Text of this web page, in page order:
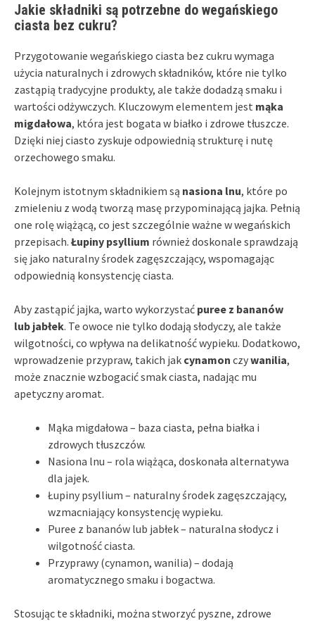
Jakie składniki są potrzebne do wegańskiego
ciasta bez cukru?
Przygotowanie wegańskiego ciasta bez cukru wymaga
użycia naturalnych i zdrowych składników, które nie tylko
zastąpią tradycyjne produkty, ale także dodadzą smaku i
wartości odżywczych. Kluczowym elementem jest mąka
migdałowa, która jest bogata w białko i zdrowe tłuszcze.
Dzięki niej ciasto zyskuje odpowiednią strukturę i nutę
orzechowego smaku.
Kolejnym istotnym składnikiem są nasiona lnu, które po
zmieleniu z wodą tworzą masę przypominającą jajka. Pełnią
one rolę wiążącą, co jest szczególnie ważne w wegańskich
przepisach. Łupiny psyllium również doskonale sprawdzają
się jako naturalny środek zagęszczający, wspomagając
odpowiednią konsystencję ciasta.
Aby zastąpić jajka, warto wykorzystać puree z bananów
lub jabłek. Te owoce nie tylko dodają słodyczy, ale także
wilgotności, co wpływa na delikatność wypieku. Dodatkowo,
wprowadzenie przypraw, takich jak cynamon czywanilia,
może znacznie wzbogacić smak ciasta, nadając mu
apetyczny aromat.
Mąka migdałowa – baza ciasta, pełna białka i
zdrowych tłuszczów.
Nasiona lnu – rola wiążąca, doskonała alternatywa
dla jajek.
Łupiny psyllium – naturalny środek zagęszczający,
wzmacniający konsystencję wypieku.
Puree z bananów lub jabłek – naturalna słodycz i
wilgotność ciasta.
Przyprawy (cynamon, wanilia) – dodają
aromatycznego smaku i bogactwa.
Stosując te składniki, można stworzyć pyszne, zdrowe